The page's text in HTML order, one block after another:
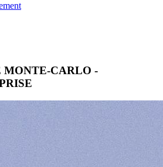
MONTE-CARLO -